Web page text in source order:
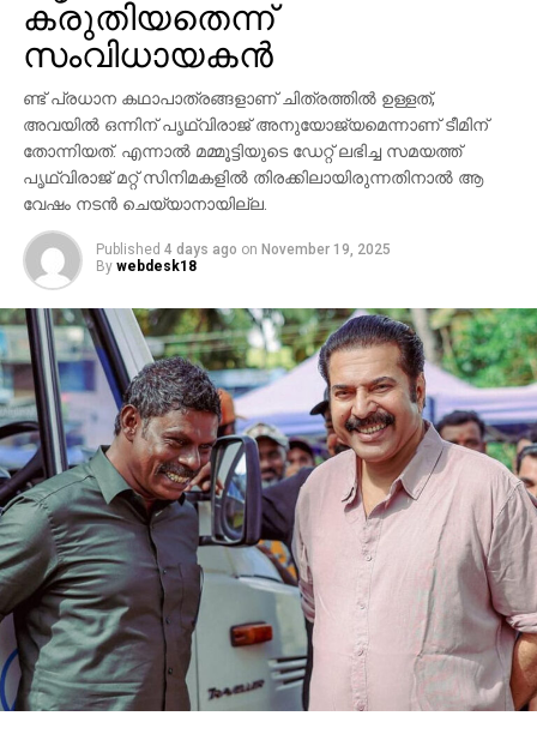
സാന്നിധ്യം ഇവന്റിനെ ദേശീയ തലത്തില്‍ തന്നെ
ശ്രദ്ധേയമാക്കി. ചിത്രത്തില്‍ പ്രിയങ്ക ചോപ്ര
മന്ദാകിനിയായി, പൃഥ്വിരാജ് സുകുമാരന്‍ കുംബയായി
പ്രത്യക്ഷപ്പെടും. 2027ലെ സങ്ക്രാന്തി റിലീസിനായി
‘വാരണസി’ ഒരുക്കപ്പെടുന്നുണ്ട്. എന്നാല്‍
ചിത്രത്തെക്കാള്‍ വലിയ ചര്‍ച്ചയാകുന്നത്
സംവിധായകന്റെ പ്രസ്താവനയും അതിനുശേഷം
ഉയര്‍ന്ന പ്രതിഷേധങ്ങളുമാണ്.
കരുതിയതെന്ന്
സംവിധായകന്‍
ണ്ട് പ്രധാന കഥാപാത്രങ്ങളാണ് ചിത്രത്തില്‍ ഉള്ളത്,
അവയില്‍ ഒന്നിന് പൃഥ്വിരാജ് അനുയോജ്യമെന്നാണ് ടീമിന്
തോന്നിയത്. എന്നാല്‍ മമ്മൂട്ടിയുടെ ഡേറ്റ് ലഭിച്ച സമയത്ത്
പൃഥ്വിരാജ് മറ്റ് സിനിമകളില്‍ തിരക്കിലായിരുന്നതിനാല്‍ ആ
വേഷം നടന്‍ ചെയ്യാനായില്ല.
Published 4 days ago on November 19, 2025
By webdesk18